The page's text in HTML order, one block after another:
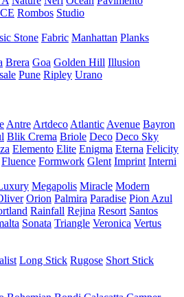
Rombos Studio
Stone Fabric Manhattan Planks
Brera Goa Golden Hill Illusion
Pune Ripley Urano
Antre Artdeco Atlantic Avenue Bayron
Blik Crema Briole Deco Deco Sky
Elemento Elite Enigma Eterna Felicity
Fluence Formwork Glent Imprint Interni
Megapolis Miracle Modern
Orion Palmira Paradise Pion Azul
Rainfall Rejina Resort Santos
Sonata Triangle Veronica Vertus
Long Stick Rugose Short Stick